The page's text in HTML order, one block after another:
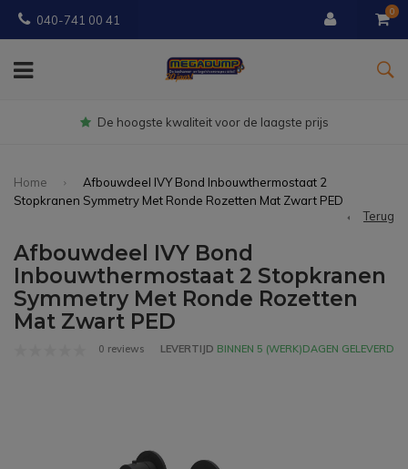
040-741 00 41
0
Gratisbezorgd vanaf € 150
Home
Afbouwdeel IVY Bond Inbouwthermostaat 2
Stopkranen Symmetry Met Ronde Rozetten Mat Zwart PED
Terug
Afbouwdeel IVY Bond
Inbouwthermostaat 2 Stopkranen
Symmetry Met Ronde Rozetten
Mat Zwart PED
0 reviews LEVERTIJD BINNEN 5 (WERK)DAGEN GELEVERD